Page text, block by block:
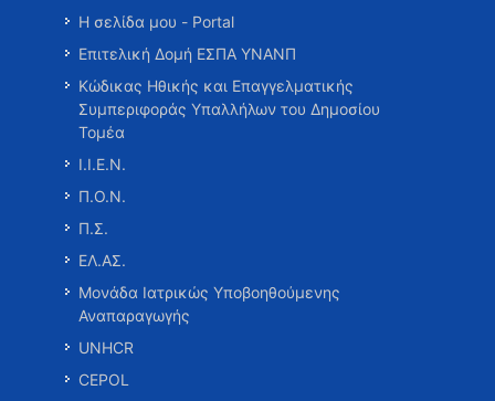
Η σελίδα μου - Portal
Επιτελική Δομή ΕΣΠΑ ΥΝΑΝΠ
Κώδικας Ηθικής και Επαγγελματικής
Συμπεριφοράς Υπαλλήλων του Δημοσίου
Τομέα
Ι.Ι.Ε.Ν.
Π.Ο.Ν.
Π.Σ.
ΕΛ.ΑΣ.
Μονάδα Ιατρικώς Υποβοηθούμενης
Αναπαραγωγής
UNHCR
CEPOL